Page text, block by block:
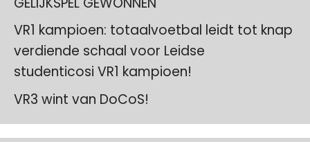
VR1 kampioen: totaalvoetbal leidt tot knap
verdiende schaal voor Leidse
studenticosi VR1 kampioen!
VR3 wint van DoCoS!